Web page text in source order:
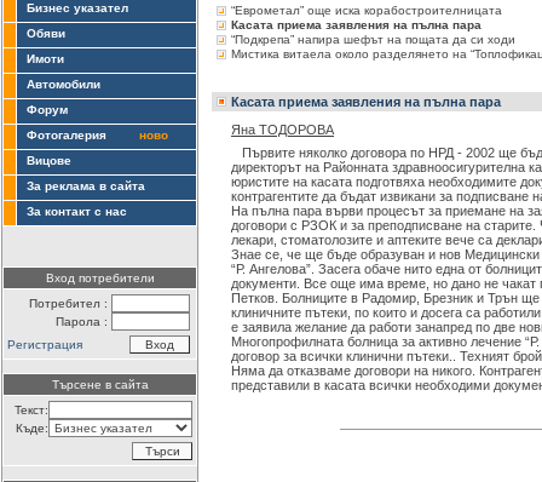
Бизнес указател
Обяви
Имоти
Автомобили
Форум
Фотогалерия
ново
Вицове
За реклама в сайта
За контакт с нас
Вход потребители
Потребител :
Парола :
Регистрация
Търсене в сайта
Текст:
Къде:
“Еврометал” още иска корабостроителницата
Касата приема заявления на пълна пара
“Подкрепа” напира шефът на пощата да си ходи
Мистика витаела около разделянето на
Касата приема заявления на пълна пара
Яна ТОДОРОВА
Първите няколко договора по НРД - 2002 ще
директорът на Районната здравноосигурителна
юристите на касата подготвяха необходимите
контрагентите да бъдат извикани за подписване
На пълна пара върви процесът за приемане на
договори с РЗОК и за преподписване на
лекари, стоматолозите и аптеките вече са
Знае се, че ще бъде образуван и нов
“Р. Ангелова”. Засега обаче нито една от
документи. Все още има време, но дано не чакат
Петков. Болниците в Радомир, Брезник и Трън
клиничните пътеки, по които и досега са
е заявила желание да работи занапред по две
Многопрофилната болница за активно лечение
договор за всички клинични пътеки.. Техният
Няма да отказваме договори на никого.
представили в касата всички необходими